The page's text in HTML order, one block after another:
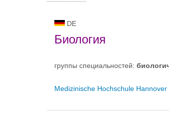
DE
Биология
группы специальностей:
Medizinische Hochschule Hannover